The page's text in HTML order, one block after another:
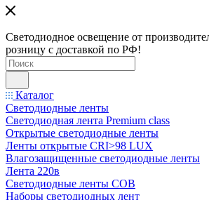
Светодиодное освещение от
розницу с доставкой по РФ!
Каталог
Светодиодные ленты
Светодиодная лента Premium class
Открытые светодиодные ленты
Ленты открытые CRI>98 LUX
Влагозащищенные светодиодные ленты
Лента 220в
Светодиодные ленты COB
Наборы светодиодных лент